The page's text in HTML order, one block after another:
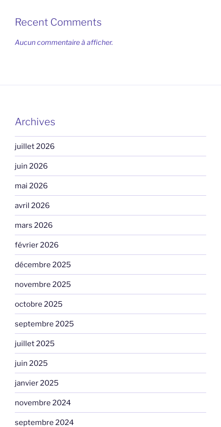
Recent Comments
Aucun commentaire à afficher.
Archives
juillet 2026
juin 2026
mai 2026
avril 2026
mars 2026
février 2026
décembre 2025
novembre 2025
octobre 2025
septembre 2025
juillet 2025
juin 2025
janvier 2025
novembre 2024
septembre 2024